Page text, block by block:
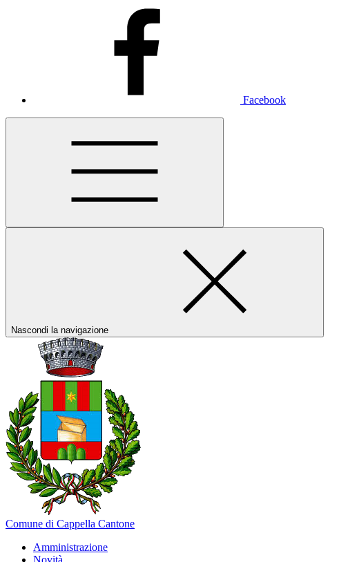
Facebook
Nascondi la navigazione
Comune di Cappella Cantone
Amministrazione
Novità